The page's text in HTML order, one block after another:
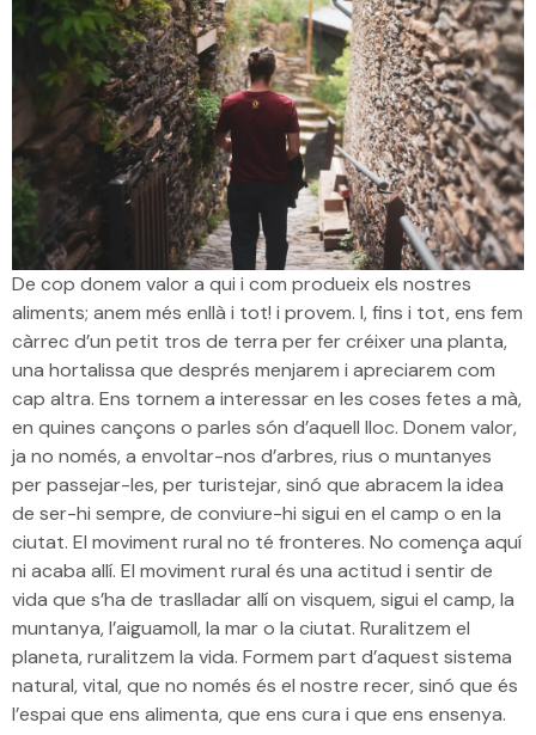
De cop donem valor a qui i com produeix els nostres
aliments; anem més enllà i tot! i provem. I, fins i tot, ens fem
càrrec d’un petit tros de terra per fer créixer una planta,
una hortalissa que després menjarem i apreciarem com
cap altra. Ens tornem a interessar en les coses fetes a mà,
en quines cançons o parles són d’aquell lloc. Donem valor,
ja no només, a envoltar-nos d’arbres, rius o muntanyes
per passejar-les, per turistejar, sinó que abracem la idea
de ser-hi sempre, de conviure-hi sigui en el camp o en la
ciutat. El moviment rural no té fronteres. No comença aquí
ni acaba allí. El moviment rural és una actitud i sentir de
vida que s’ha de traslladar allí on visquem, sigui el camp, la
muntanya, l’aiguamoll, la mar o la ciutat. Ruralitzem el
planeta, ruralitzem la vida. Formem part d’aquest sistema
natural, vital, que no només és el nostre recer, sinó que és
l’espai que ens alimenta, que ens cura i que ens ensenya.